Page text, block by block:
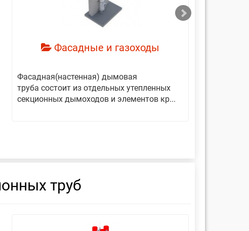
Фасадные и газоходы
Фасадная(настенная) дымовая
труба состоит из отдельных утепленных
секционных дымоходов и элементов кр...
труб